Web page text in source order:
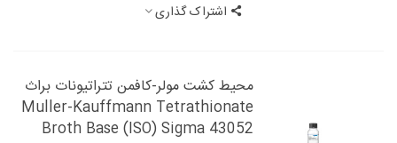
اشتراک گذاری
محیط کشت مولر-کافمن تترا‌تیونات براث
Muller-Kauffmann Tetrathionate
Broth Base (ISO) Sigma 43052